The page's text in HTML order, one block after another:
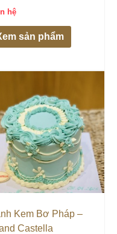
hệ
sản phẩm
Kem Bơ Pháp –
Castella